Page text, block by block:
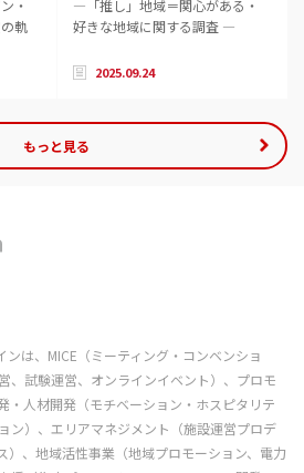
・
軌
―「推し」地域＝関心がある・
好きな地域に関する調査 ―
2025.09.24
もっと見る
は、MICE（ミーティング・コンベンショ
、試験運営、オンラインイベント）、プロモ
・人材開発（モチベーション・ホスピタリテ
ン）、エリアマネジメント（施設運営プロデ
）、地域活性事業（地域プロモーション、電力